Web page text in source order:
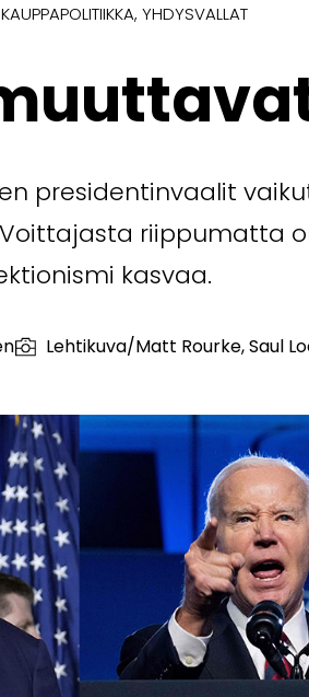
KAUPPAPOLITIIKKA YHDYSVALLAT
presidentinvaalit
riippumatta
kasvaa.
Lehtikuva/Matt Rourke, Saul